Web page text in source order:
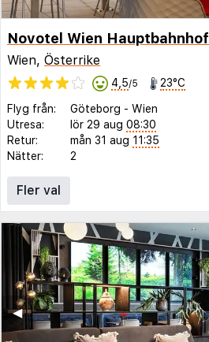
Novotel Wien Hauptbahnhof
Wien, Österrike
4,5/5 23°C
Flyg från: Göteborg - Wien
Utresa:
lör 29 aug 08:30
Retur:
mån 31 aug 11:35
Nätter:
2
Fler val
◀︎